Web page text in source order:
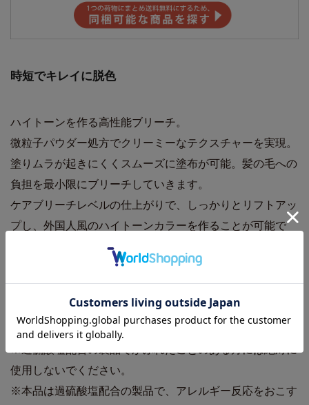
時短でキレイに脱色
ハイトーンを作る高性能ブリーチ。
微粒子パウダー処方でクリーミーなテクスチャーを実現。
塗りムラが起きにくくスムーズに塗布が可能。髪の毛への
負担を最小限にブリーチしていきます。
ケアブリーチレベルの仕上がりで、しっかりとリフトアッ
プし、外国人風のハイトーンカラーを作ることが可能で
従来のブリーチでは落とせなかった黒染めのしつこい褐色
系染料もしっかりと落とします。
※使用上の注意をよく読んで、正しくお使いください。
使用しないでください。
※本品は過硫酸塩配合の製品で、アレルギー反応をおこす